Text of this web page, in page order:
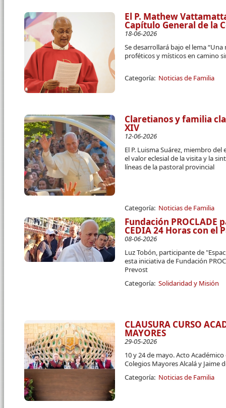
El P. Mathew
Capítulo General de la
18-06-2026
Se desarrollará bajo el lema
proféticos y místicos en camino
Categoría: Noticias de Familia
Claretianos y familia
XIV
12-06-2026
El P. Luisma Suárez, miembro
el valor eclesial de la visita y la
líneas de la pastoral provincial
Categoría: Noticias de Familia
Fundación
CEDIA 24 Horas con el
08-06-2026
Luz Tobón, participante de
esta iniciativa de Fundación
Prevost
Categoría: Solidaridad y Misión
CLAUSURA CURSO
MAYORES
29-05-2026
10 y 24 de mayo. Acto
Colegios Mayores Alcalá y Jaime
Categoría: Noticias de Familia